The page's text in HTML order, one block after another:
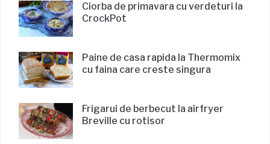
Ciorba de primavara cu verdeturi la
CrockPot
Paine de casa rapida la Thermomix
cu faina care creste singura
Frigarui de berbecut la airfryer
Breville cu rotisor